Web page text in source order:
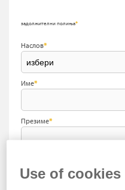
задолжителни полиња*
Наслов*
Име*
Презиме*
Use of cookies